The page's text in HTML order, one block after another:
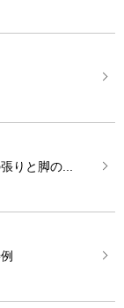
りと脚の...